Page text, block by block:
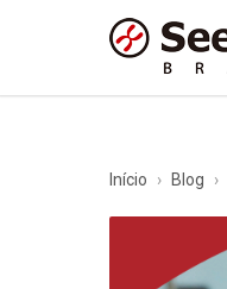
Início › Blog ›